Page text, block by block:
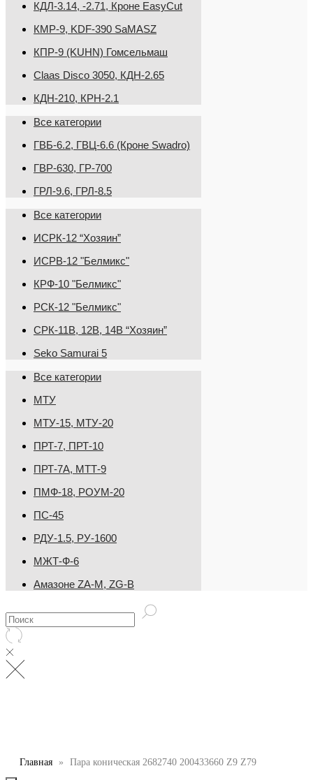
КДЛ-3.14, -2.71, Кроне EasyCut
КМР-9, KDF-390 SaMASZ
КПР-9 (KUHN) Гомсельмаш
Claas Disco 3050, КДН-2.65
КДН-210, КРН-2.1
Все категории
ГВБ-6.2, ГВЦ-6.6 (Кроне Swadro)
ГВР-630, ГР-700
ГРЛ-9.6, ГРЛ-8.5
Все категории
ИСРК-12 “Хозяин”
ИСРВ-12 "Белмикс"
КРФ-10 "Белмикс"
РСК-12 "Белмикс"
СРК-11В, 12В, 14В “Хозяин”
Seko Samurai 5
Все категории
МТУ
МТУ-15, МТУ-20
ПРТ-7, ПРТ-10
ПРТ-7А, МТТ-9
ПМФ-18, РОУМ-20
ПС-45
РДУ-1.5, РУ-1600
МЖТ-Ф-6
Амазоне ZA-M, ZG-B
Главная Пара коническая 2682740 200433660 Z9 Z79